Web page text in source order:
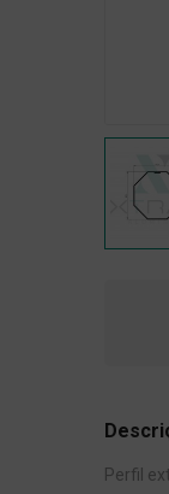
Perfil